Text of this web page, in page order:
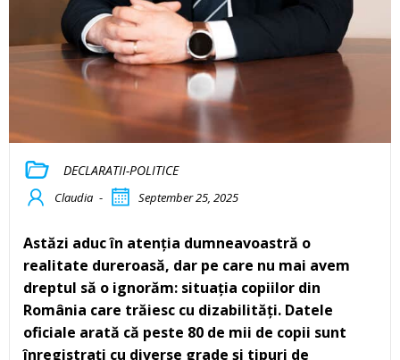
DECLARATII-POLITICE
Claudia - September 25, 2025
Astăzi aduc în atenția dumneavoastră o
realitate dureroasă, dar pe care nu mai avem
dreptul să o ignorăm: situația copiilor din
România care trăiesc cu dizabilități. Datele
oficiale arată că peste 80 de mii de copii sunt
înregistrați cu diverse grade și tipuri de